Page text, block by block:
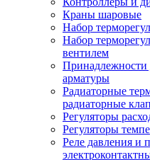
Краны шаровые
Набор
Набор
вентилем
Принадлежности
арматуры
Радиаторные
радиаторные
Регуляторы
Регуляторы
Реле давления и